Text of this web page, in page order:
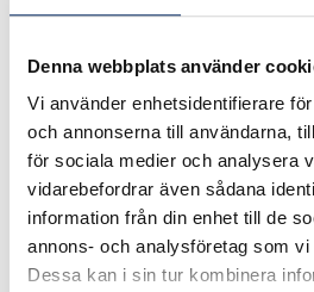
Denna webbplats använder
Vi använder enhetsidentifierare
och annonserna till användarna,
för sociala medier och analysera
vidarebefordrar även sådana
information från din enhet till de
annons- och analysföretag som
Dessa kan i sin tur kombinera
Flav-R-Wave. LxBxH: 35x11x4cm
I lager
Antal